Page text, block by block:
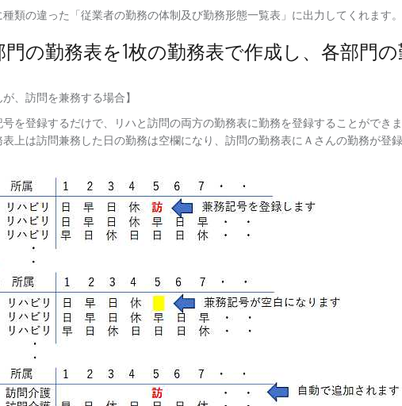
類の違った「従業者の勤務の体制及び勤務形態一覧表」に出力してくれます。
門の勤務表を1枚の勤務表で作成し、各部門
、訪問を兼務する場合】
号を登録するだけで、リハと訪問の両方の勤務表に勤務を登録することができ
表上は訪問兼務した日の勤務は空欄になり、訪問の勤務表にＡさんの勤務が登